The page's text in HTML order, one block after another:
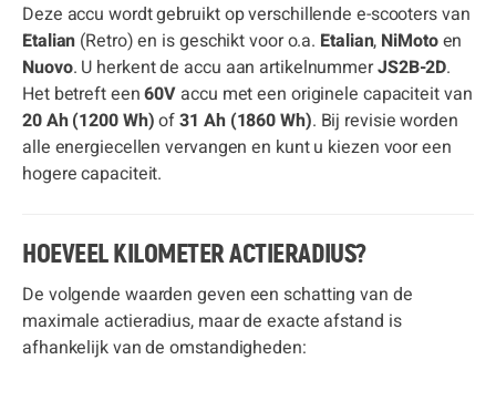
Deze accu wordt gebruikt op verschillende e-scooters van
Etalian (Retro) en is geschikt voor o.a. Etalian, NiMotoen
Nuovo. U herkent de accu aan artikelnummerJS2B-2D.
Het betreft een60V accu met een originele capaciteit van
20 Ah (1200 Wh)of31 Ah (1860 Wh). Bij revisie worden
alle energiecellen vervangen en kunt u kiezen voor een
hogere capaciteit.
HOEVEEL KILOMETER ACTIERADIUS?
De volgende waarden geven een schatting van de
maximale actieradius, maar de exacte afstand is
afhankelijk van de omstandigheden: